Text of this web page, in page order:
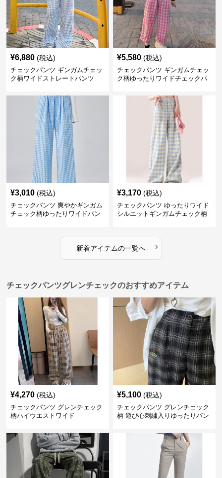
¥6,880 (税込)
チェックパンツ ギンガムチェッ
ク柄ワイドストレートパンツ
¥5,580 (税込)
チェックパンツ ギンガムチェッ
ク柄ゆったりワイドチェックパ
¥3,010 (税込)
チェックパンツ 爽やかギンガム
チェック柄ゆったりワイドパン
¥3,170 (税込)
チェックパンツ ゆったりワイド
シルエットギンガムチェック柄
新着アイテムの一覧へ ›
チェックパンツグレンチェックのおすすめアイテム
¥4,270 (税込)
チェックパンツ グレンチェック
柄ハイウエストワイド
¥5,100 (税込)
チェックパンツ グレンチェック
柄 遊び心刺繍入りゆったりパン